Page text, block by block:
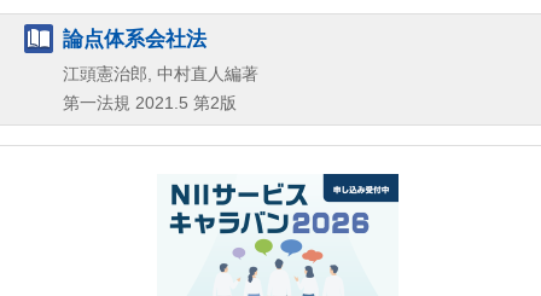
論点体系会社法
江頭憲治郎, 中村直人編著
第一法規 2021.5 第2版